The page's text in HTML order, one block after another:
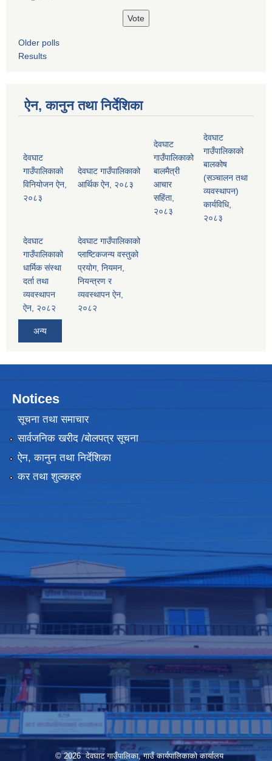
Older polls
Results
ऐन, कानुन तथा निर्देशिका
देवघाट
गाउँपालिकाको
विनियोजन ऐन,
२०८३
देवघाट गाउँपालिकाको
आर्थिक ऐन, २०८३
देवघाट
गाउँपालिकाको
बालमैत्री
आचार
सहिंता,
२०८३
देवघाट
गाउँपालिकाको
बालकोष
(सञ्चालन तथा
व्यवस्थापन)
कार्यविधि,
२०८३
देवघाट
गाउँपालिकाको
धार्मिक संस्था
दर्ता तथा
व्यवस्थापन
ऐन, २०८२
देवघाट गाउँपालिकाको
प्लाष्टिकजन्य वस्तुको
प्रयोग, नियमन,
नियन्त्रण र
व्यवस्थापन ऐन,
२०८२
अन्य
Notices
सूचना तथा समाचार
सार्वजनिक खरीद /बोलपत्र सूचना
ऐन, कानुन तथा निर्देशिका
कर तथा शुल्कहरु
© 2026 देवघाट गाउँपालिका, गाउँ कार्यपालिकाको कार्यालय